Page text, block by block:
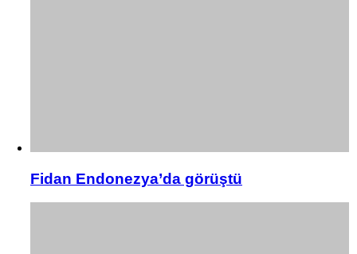
Fidan Endonezya’da görüştü